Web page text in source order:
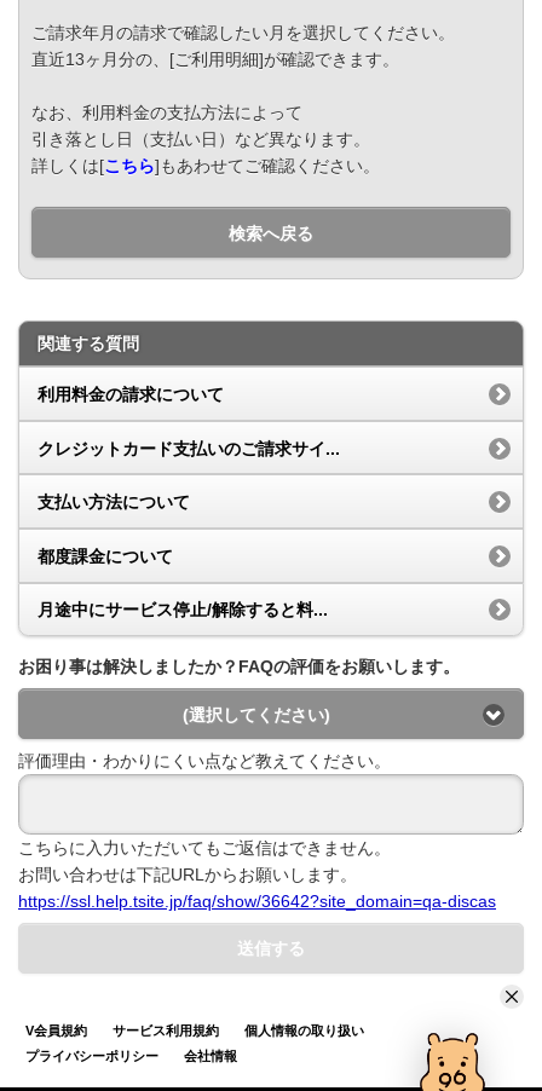
ご請求年月の請求で確認したい月を選択してください。
直近13ヶ月分の、[ご利用明細]が確認できます。
なお、利用料金の支払方法によって
引き落とし日（支払い日）など異なります。
詳しくは[こちら]もあわせてご確認ください。
検索へ戻る
関連する質問
利用料金の請求について
クレジットカード支払いのご請求サイ...
支払い方法について
都度課金について
月途中にサービス停止/解除すると料...
お困り事は解決しましたか？FAQの評価をお願いします。
(選択してください)
評価理由・わかりにくい点など教えてください。
こちらに入力いただいてもご返信はできません。
お問い合わせは下記URLからお願いします。
https://ssl.help.tsite.jp/faq/show/36642?site_domain=qa-discas
送信する
V会員規約 サービス利用規約
個人情報の取り扱い
プライバシーポリシー
会社情報